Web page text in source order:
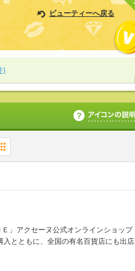
ビューティーへ戻る
)
」アクセーヌ公式オンラインショップ
とともに、全国の有名百貨店にも出店